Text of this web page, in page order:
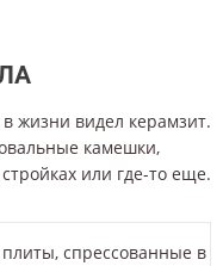
жизни видел керамзит.
камешки,
или где-то еще.
спрессованные в